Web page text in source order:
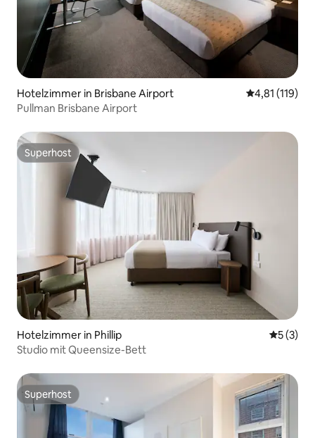
Hotelzimmer in Brisbane Airport
4,81 (119)
Pullman Brisbane Airport
Superhost
Superhost
Hotelzimmer in Phillip
5 (3)
Studio mit Queensize-Bett
Superhost
Superhost